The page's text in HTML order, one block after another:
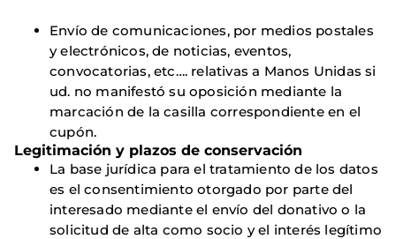
Envío de comunicaciones, por medios postales
y electrónicos, de noticias, eventos,
convocatorias, etc…. relativas a Manos Unidas si
ud. no manifestó su oposición mediante la
marcación de la casilla correspondiente en el
cupón.
Legitimación y plazos de conservación
La base jurídica para el tratamiento de los datos
es el consentimiento otorgado por parte del
interesado mediante el envío del donativo o la
solicitud de alta como socio y el interés legítimo